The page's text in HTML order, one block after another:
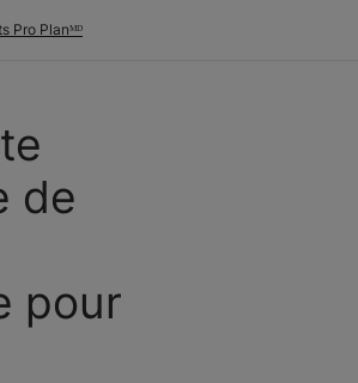
Pro Planᴹᴰ
de
pour